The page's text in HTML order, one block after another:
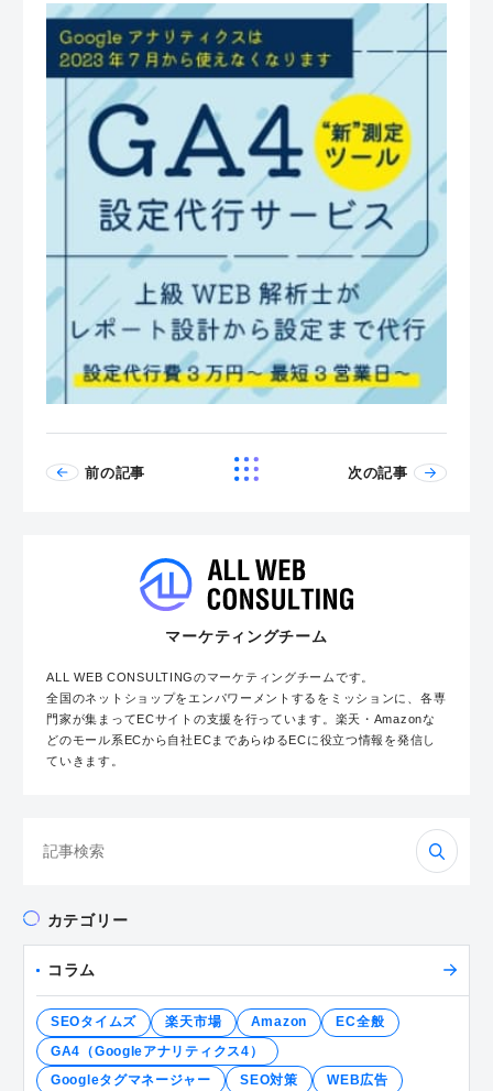
前の記事 次の記事
マーケティングチーム
ALL WEB CONSULTINGのマーケティングチームです。
全国のネットショップをエンパワーメントするをミッションに、各専
門家が集まってECサイトの支援を行っています。楽天・Amazonな
どのモール系ECから自社ECまであらゆるECに役立つ情報を発信し
ていきます。
検
カテゴリー
コラム
SEOタイムズ 楽天市場 Amazon
EC全般
GA4（Googleアナリティクス4）
Googleタグマネージャー
SEO対策 WEB広告